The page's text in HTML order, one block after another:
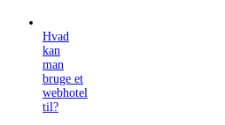
Hvad
kan
man
bruge et
webhotel
til?